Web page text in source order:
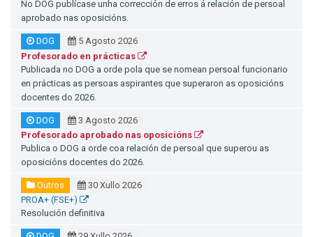
No DOG publícase unha corrección de erros á relación de persoal
aprobado nas oposicións.
DOG
5 Agosto 2026
Profesorado en prácticas
Publicada no DOG a orde pola que se nomean persoal funcionario
en prácticas as persoas aspirantes que superaron as oposicións
docentes do 2026.
DOG
3 Agosto 2026
Profesorado aprobado nas oposicións
Publica o DOG a orde coa relación de persoal que superou as
oposicións docentes do 2026.
Outros
30 Xullo 2026
PROA+ (FSE+)
Resolución definitiva